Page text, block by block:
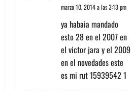
marzo 10, 2014 a las 3:13 pm
ya habaia mandado
esto 28 en el 2007 en
el victor jara y el 2009
en el novedades este
es mi rut 15939542 1